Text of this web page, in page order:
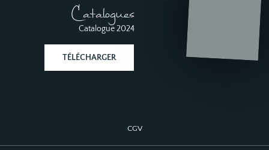
Catalogues
Catalogue 2024
TÉLÉCHARGER
CGV